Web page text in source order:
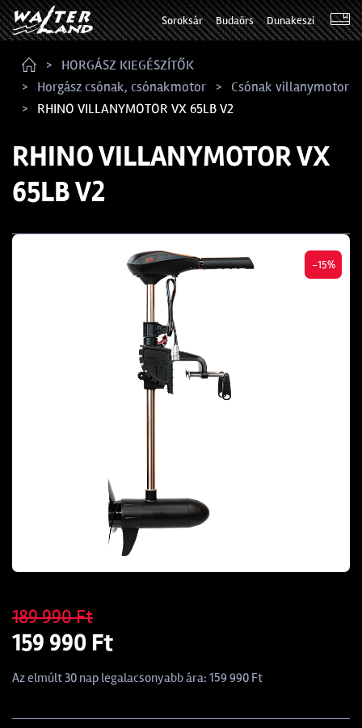
Soroksár Budaörs Dunakeszi
HORGÁSZ KIEGÉSZÍTŐK
Horgász csónak, csónakmotor
Csónak villanymotor
RHINO VILLANYMOTOR VX 65LB V2
RHINO VILLANYMOTOR VX
65LB V2
-15%
189 990 Ft
159 990 Ft
Az elmúlt 30 nap legalacsonyabb ára: 159 990 Ft